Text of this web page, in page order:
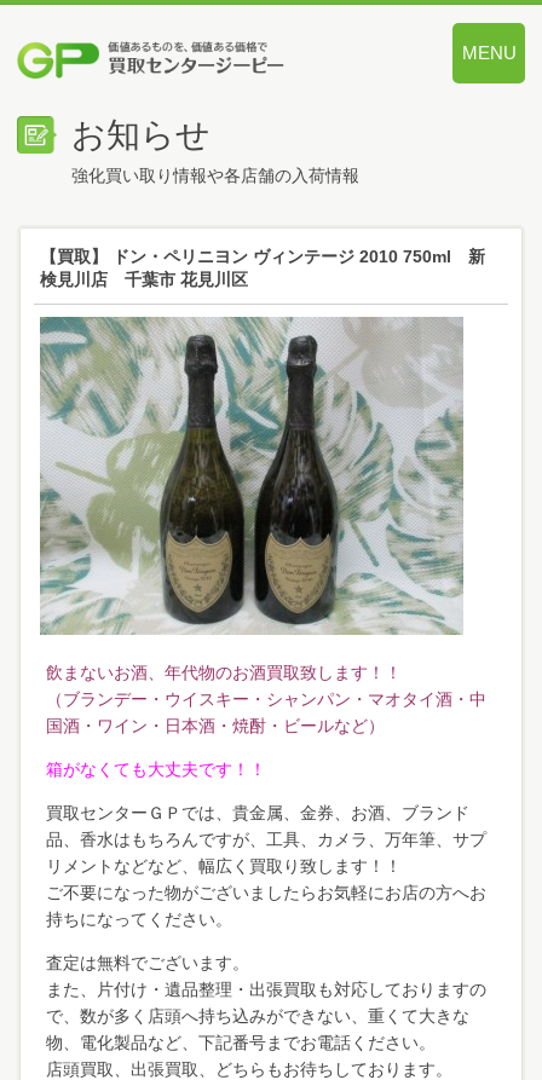
MENU
お知らせ
強化買い取り情報や各店舗の入荷情報
【買取】 ドン・ペリニヨン ヴィンテージ 2010 750ml 新
検見川店 千葉市 花見川区
飲まないお酒、年代物のお酒買取致します！！
（ブランデー・ウイスキー・シャンパン・マオタイ酒・中
国酒・ワイン・日本酒・焼酎・ビールなど）
箱がなくても大丈夫です！！
買取センターＧＰでは、貴金属、金券、お酒、ブランド
品、香水はもちろんですが、工具、カメラ、万年筆、サプ
リメントなどなど、幅広く買取り致します！！
ご不要になった物がございましたらお気軽にお店の方へお
持ちになってください。
査定は無料でございます。
また、片付け・遺品整理・出張買取も対応しておりますの
で、数が多く店頭へ持ち込みができない、重くて大きな
物、電化製品など、下記番号までお電話ください。
店頭買取、出張買取、どちらもお待ちしております。